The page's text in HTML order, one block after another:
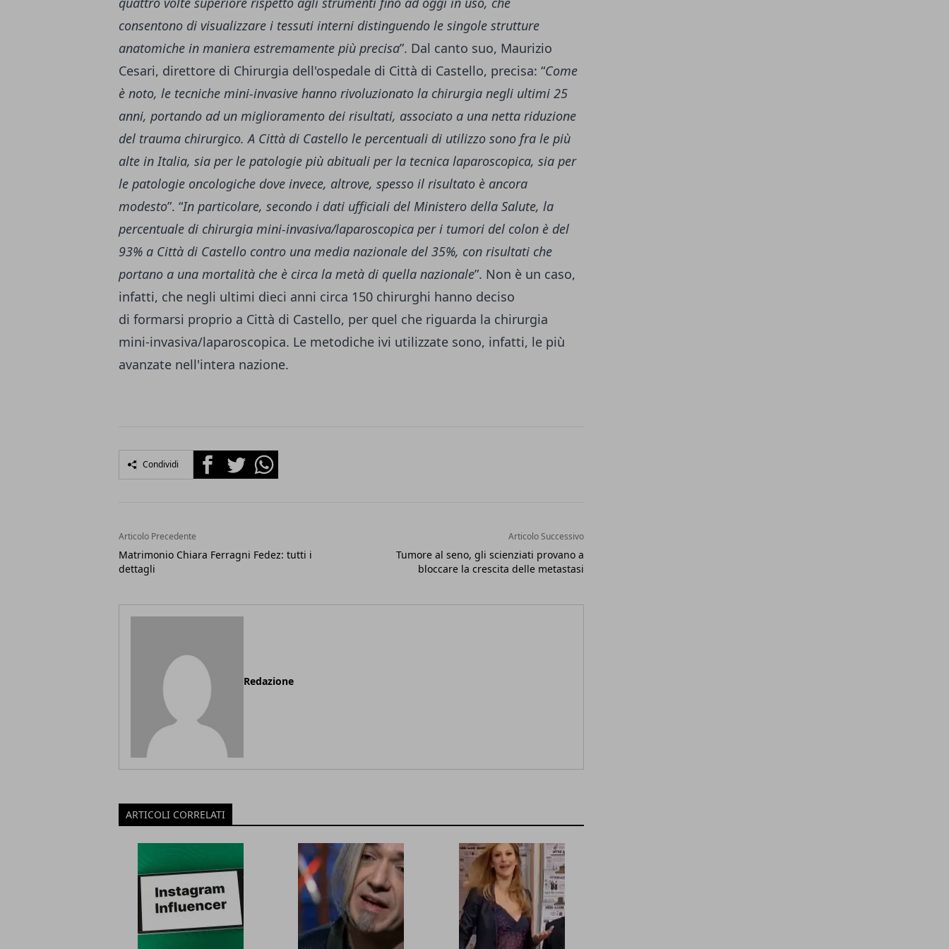
consentono di visualizzare i tessuti interni distinguendo le singole strutture
anatomiche in maniera estremamente più precisa”. Dal canto suo, Maurizio
Cesari, direttore di Chirurgia dell'ospedale di Città di Castello, precisa: “Come
è noto, le tecniche mini-invasive hanno rivoluzionato la chirurgia negli ultimi 25
anni, portando ad un miglioramento dei risultati, associato a una netta riduzione
del trauma chirurgico. A Città di Castello le percentuali di utilizzo sono fra le più
alte in Italia, sia per le patologie più abituali per la tecnica laparoscopica, sia per
le patologie oncologiche dove invece, altrove, spesso il risultato è ancora
modesto”. “In particolare, secondo i dati ufficiali del Ministero della Salute, la
percentuale di chirurgia mini-invasiva/laparoscopica per i tumori del colon è del
93% a Città di Castello contro una media nazionale del 35%, con risultati che
portano a una mortalità che è circa la metà di quella nazionale”. Non è un caso,
infatti, che negli ultimi dieci anni circa 150 chirurghi hanno deciso
di formarsi proprio a Città di Castello, per quel che riguarda la chirurgia
mini-invasiva/laparoscopica. Le metodiche ivi utilizzate sono, infatti, le più
avanzate nell'intera nazione.
Condividi FacebookTwitterWhatsapp
Articolo Precedente
Matrimonio Chiara Ferragni Fedez: tutti i
dettagli
Articolo Successivo
Tumore al seno, gli scienziati provano a
bloccare la crescita delle metastasi
Redazione
ARTICOLI CORRELATI